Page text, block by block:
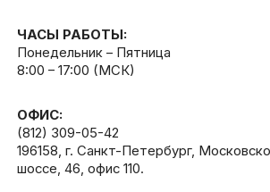
ЧАСЫ РАБОТЫ:
Понедельник – Пятница
8:00 – 17:00 (МСК)
ОФИС:
(812) 309-05-42
196158, г. Санкт-Петербург,
шоссе, 46, офис 110.